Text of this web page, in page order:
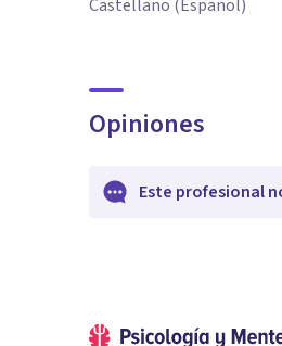
Castellano (Español)
Opiniones
Este profesional